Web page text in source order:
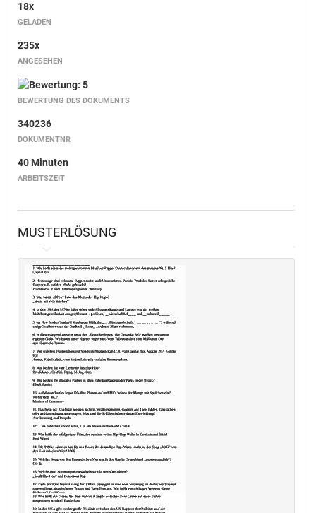
18x
GELADEN
235x
ANGESEHEN
BEWERTUNG DES DOKUMENTS
340236
DOKUMENTNR
40 Minuten
ARBEITSZEIT
MUSTERLÖSUNG